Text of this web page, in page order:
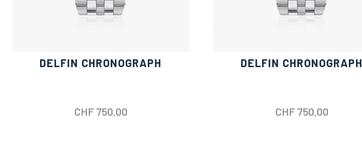
DELFIN CHRONOGRAPH
CHF750.00
DELFIN CHRONOGRAPH
CHF750.00